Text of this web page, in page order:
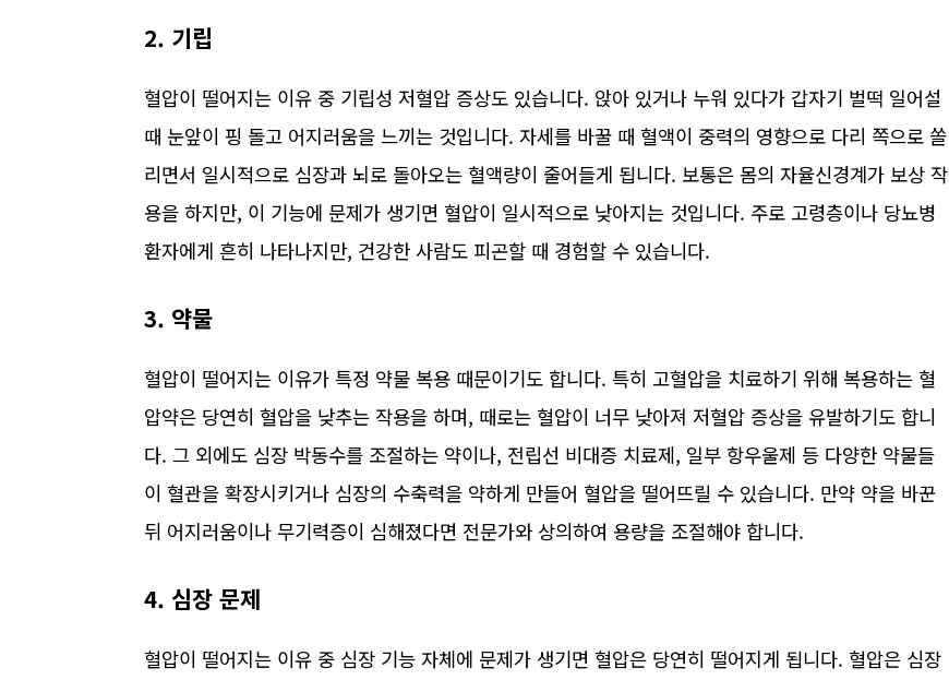
2. 기립
혈압이 떨어지는 이유 중 기립성 저혈압 증상도 있습니다. 앉아 있거나 누워 있다가 갑자기 벌떡 일어설
때 눈앞이 핑 돌고 어지러움을 느끼는 것입니다. 자세를 바꿀 때 혈액이 중력의 영향으로 다리 쪽으로 쏠
리면서 일시적으로 심장과 뇌로 돌아오는 혈액량이 줄어들게 됩니다. 보통은 몸의 자율신경계가 보상 작
용을 하지만, 이 기능에 문제가 생기면 혈압이 일시적으로 낮아지는 것입니다. 주로 고령층이나 당뇨병
환자에게 흔히 나타나지만, 건강한 사람도 피곤할 때 경험할 수 있습니다.
3. 약물
혈압이 떨어지는 이유가 특정 약물 복용 때문이기도 합니다. 특히 고혈압을 치료하기 위해 복용하는 혈
압약은 당연히 혈압을 낮추는 작용을 하며, 때로는 혈압이 너무 낮아져 저혈압 증상을 유발하기도 합니
다. 그 외에도 심장 박동수를 조절하는 약이나, 전립선 비대증 치료제, 일부 항우울제 등 다양한 약물들
이 혈관을 확장시키거나 심장의 수축력을 약하게 만들어 혈압을 떨어뜨릴 수 있습니다. 만약 약을 바꾼
뒤 어지러움이나 무기력증이 심해졌다면 전문가와 상의하여 용량을 조절해야 합니다.
4. 심장 문제
혈압이 떨어지는 이유 중 심장 기능 자체에 문제가 생기면 혈압은 당연히 떨어지게 됩니다. 혈압은 심장